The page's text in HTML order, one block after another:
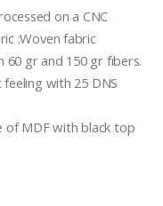
on a CNC
:Woven fabric
gr and 150 gr fıbers.
with 25 DNS
of MDF with black top